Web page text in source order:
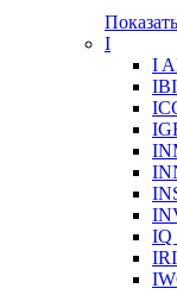
I
I
IQ